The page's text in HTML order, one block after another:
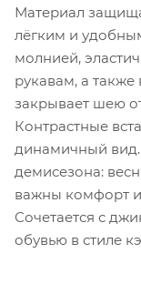
Материал
лёгким и
молнией,
рукавам, а
закрывает шею
Контрастные
динамичный вид.
демисезона:
важны комфорт
Сочетается с
обувью в стиле